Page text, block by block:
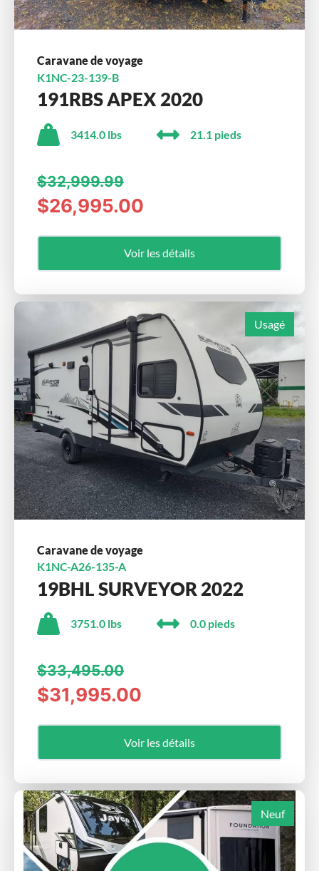
Caravane de voyage
K1NC-23-139-B
191RBS APEX 2020
3414.0 lbs 21.1 pieds
$32,999.99
$26,995.00
Voir les détails
Usagé
Caravane de voyage
K1NC-A26-135-A
19BHL SURVEYOR 2022
3751.0 lbs 0.0 pieds
$33,495.00
$31,995.00
Voir les détails
Neuf